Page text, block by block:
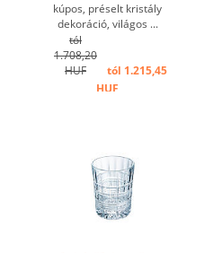
kúpos, préselt kristály
dekoráció, világos ...
tól
1.708,20
HUF
tól 1.215,45
HUF